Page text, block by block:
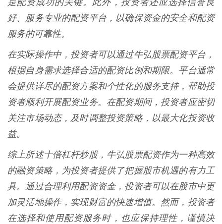
是配资成功的关键。此外，投资者还应选择信誉良
好、服务专业的配资平台，以确保资金的安全和配资
服务的可靠性。
在实际操作中，投资者可以通过牛弘股票配资平台，
根据自身需求选择合适的配资比例和期限。平台通常
会提供详尽的配资方案和个性化的服务支持，帮助投
资者顺利开展配资业务。在配资期间，投资者应密切
关注市场动态，及时调整投资策略，以最大化投资收
益。
综上所述十倍杠杆炒股，牛弘股票配资作为一种高效
的融资策略，为投资者提供了把握股市机遇的有力工
具。通过合理利用配资资金，投资者可以在股市中更
加灵活地操作，实现财富的快速增值。然而，投资者
在选择和使用配资服务时，也应保持理性，谨慎决